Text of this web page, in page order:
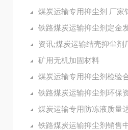
煤炭运输专用抑尘剂 厂家
铁路煤炭运输抑尘剂定金
资讯;煤炭运输结壳抑尘剂
矿用无机加固材料
煤炭运输专用抑尘剂检验
铁路煤炭运输抑尘剂环保
煤炭运输专用防冻液质量
铁路煤炭运输抑尘剂销售